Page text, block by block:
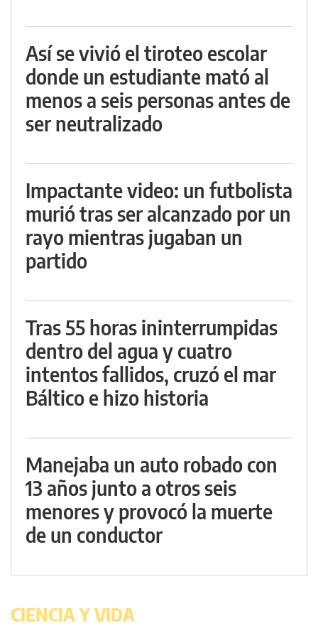
Así se vivió el tiroteo escolar
donde un estudiante mató al
menos a seis personas antes de
ser neutralizado
Impactante video: un futbolista
murió tras ser alcanzado por un
rayo mientras jugaban un
partido
Tras 55 horas ininterrumpidas
dentro del agua y cuatro
intentos fallidos, cruzó el mar
Báltico e hizo historia
Manejaba un auto robado con
13 años junto a otros seis
menores y provocó la muerte
de un conductor
CIENCIA Y VIDA